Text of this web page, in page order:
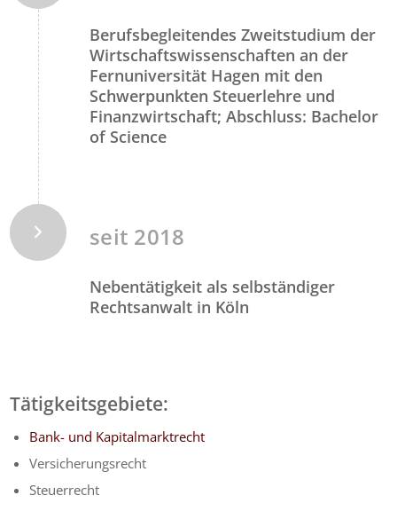
Berufsbegleitendes Zweitstudium der
Wirtschaftswissenschaften an der
Fernuniversität Hagen mit den
Schwerpunkten Steuerlehre und
Finanzwirtschaft; Abschluss: Bachelor
of Science
seit 2018
Nebentätigkeit als selbständiger
Rechtsanwalt in Köln
Tätigkeitsgebiete:
Bank- und Kapitalmarktrecht
Versicherungsrecht
Steuerrecht